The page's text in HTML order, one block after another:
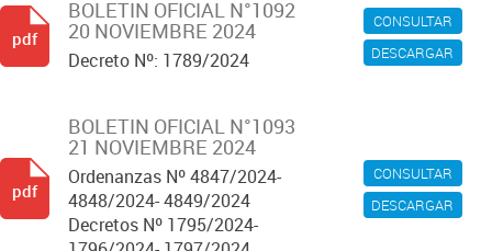
CONSULTAR
DESCARGAR
BOLETIN OFICIAL N°1092
20 NOVIEMBRE 2024
Decreto Nº: 1789/2024
pdf
CONSULTAR
DESCARGAR
BOLETIN OFICIAL N°1093
21 NOVIEMBRE 2024
Ordenanzas Nº 4847/2024-
4848/2024- 4849/2024
Decretos Nº 1795/2024-
pdf